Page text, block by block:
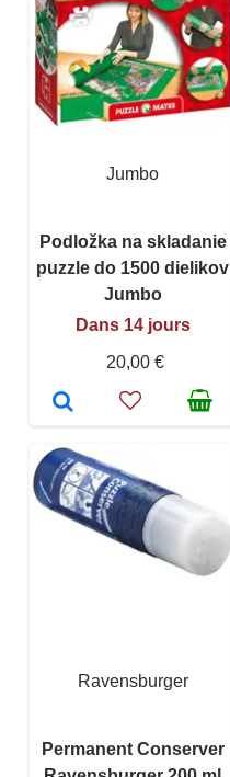
Jumbo
Podložka na skladanie
puzzle do 1500 dielikov
Jumbo
Dans 14 jours
20,00 €
Ravensburger
Permanent Conserver